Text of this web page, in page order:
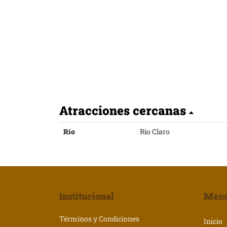
Atracciones cercanas
Río Rio Claro
Institucional
Términos y Condiciones Inicio